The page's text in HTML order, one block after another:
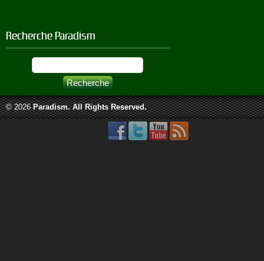
Recherche Paradism
© 2026Paradism. All Rights Reserved.